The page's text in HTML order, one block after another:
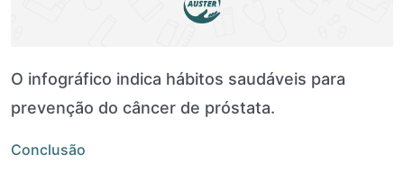
O infográfico indica hábitos saudáveis para
prevenção do câncer de próstata.
Conclusão